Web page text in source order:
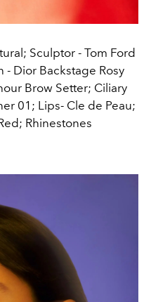
Sculptor - Tom Ford
- Dior Backstage Rosy
Brow Setter; Ciliary
01; Lips- Cle de Peau;
Rhinestones